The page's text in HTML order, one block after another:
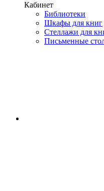
Кабинет
Библиотеки
Шкафы для книг
Стеллажи для
Письменные